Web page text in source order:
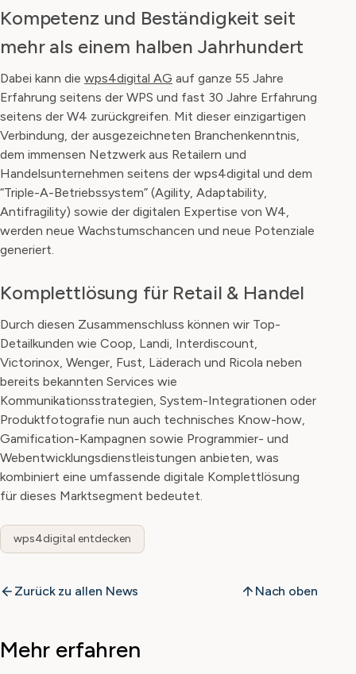
Kompetenz und Beständigkeit seit
mehr als einem halben Jahrhundert
Dabei kann die wps4digital AG auf ganze 55 Jahre
Erfahrung seitens der WPS und fast 30 Jahre Erfahrung
seitens der W4 zurückgreifen. Mit dieser einzigartigen
Verbindung, der ausgezeichneten Branchenkenntnis,
dem immensen Netzwerk aus Retailern und
Handelsunternehmen seitens der wps4digital und dem
“Triple-A-Betriebssystem” (Agility, Adaptability,
Antifragility) sowie der digitalen Expertise von W4,
werden neue Wachstumschancen und neue Potenziale
generiert.
Komplettlösung für Retail & Handel
Durch diesen Zusammenschluss können wir Top-
Detailkunden wie Coop, Landi, Interdiscount,
Victorinox, Wenger, Fust, Läderach und Ricola neben
bereits bekannten Services wie
Kommunikationsstrategien, System-Integrationen oder
Produktfotografie nun auch technisches Know-how,
Gamification-Kampagnen sowie Programmier- und
Webentwicklungsdienstleistungen anbieten, was
kombiniert eine umfassende digitale Komplettlösung
für dieses Marktsegment bedeutet.
wps4digital entdecken
Zurück zu allen News Nach oben
Mehr erfahren